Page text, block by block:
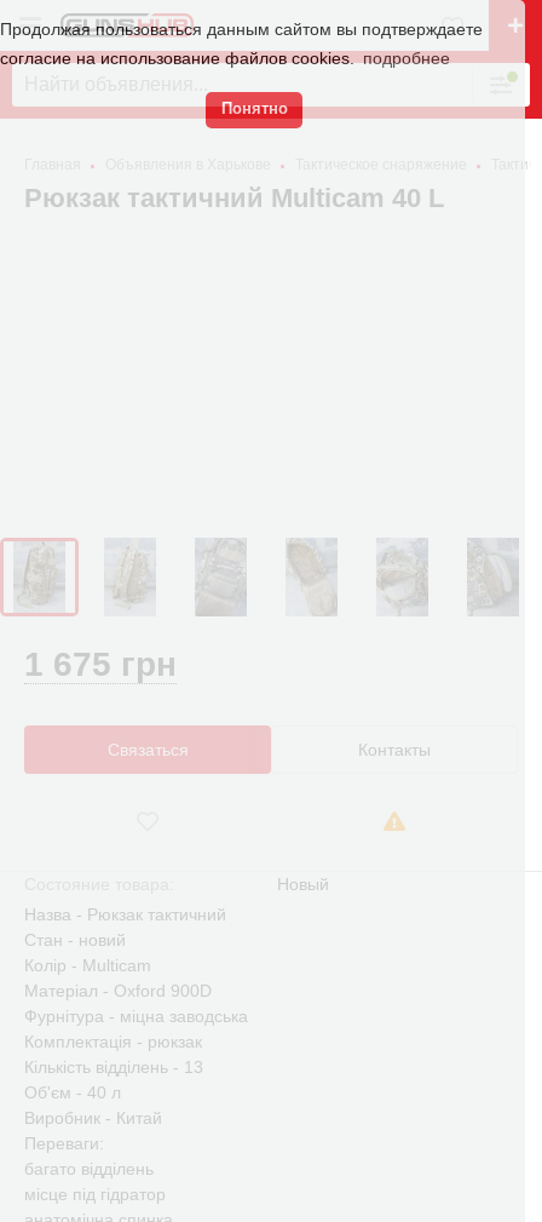
Продолжая пользоваться данным сайтом вы подтверждаете
согласие на использование файлов cookies.
подробнее
Понятно
Рюкзак тактичний Multicam 40 L
1 675 грн
Связаться Контакты
Новый
Назва - Рюкзак тактичний
Стан - новий
Колір - Multicam
Матеріал - Oxford 900D
Фурнітура - міцна заводська
Комплектація - рюкзак
Кількість відділень - 13
Об'єм - 40 л
Виробник - Китай
Переваги:
багато відділень
місце під гідратор